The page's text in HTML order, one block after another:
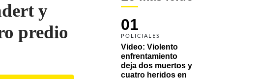
01
POLICIALES
Video: Violento
enfrentamiento
deja dos muertos y
cuatro heridos en
y
predio